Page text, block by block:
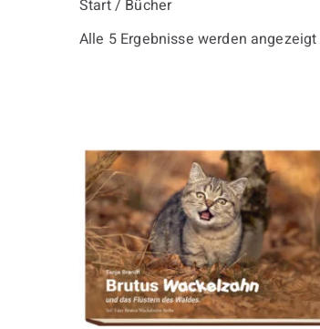
Start/ Bücher
Alle 5 Ergebnisse werden angezeigt